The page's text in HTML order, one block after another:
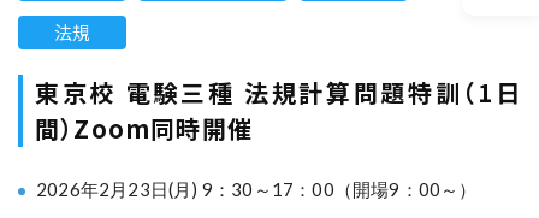
法規
東京校 電験三種 法規計算問題特訓（1日
間）Zoom同時開催
2026年2月23日(月) 9：30～17：00（開場9：00～）